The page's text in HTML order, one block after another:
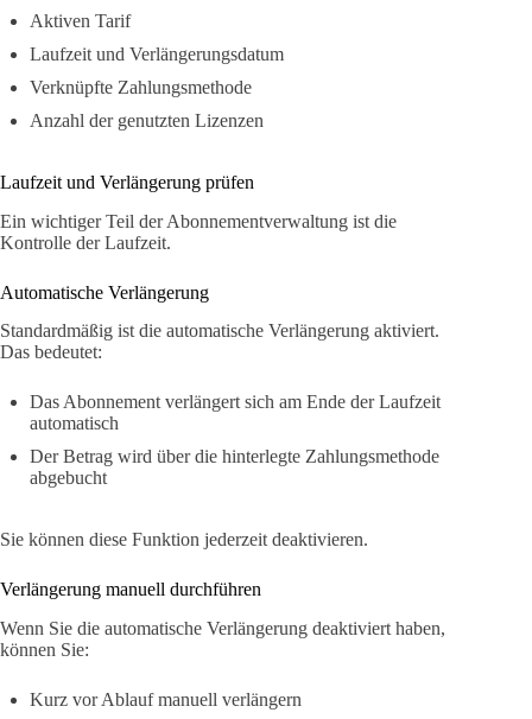
Aktiven Tarif
Laufzeit und Verlängerungsdatum
Verknüpfte Zahlungsmethode
Anzahl der genutzten Lizenzen
Laufzeit und Verlängerung prüfen
Ein wichtiger Teil der Abonnementverwaltung ist die
Kontrolle der Laufzeit.
Automatische Verlängerung
Standardmäßig ist die automatische Verlängerung aktiviert.
Das bedeutet:
Das Abonnement verlängert sich am Ende der Laufzeit
automatisch
Der Betrag wird über die hinterlegte Zahlungsmethode
abgebucht
Sie können diese Funktion jederzeit deaktivieren.
Verlängerung manuell durchführen
Wenn Sie die automatische Verlängerung deaktiviert haben,
können Sie:
Kurz vor Ablauf manuell verlängern